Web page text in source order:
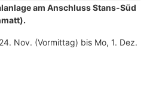
am Anschluss Stans-Süd
Nov. (Vormittag) bis Mo, 1. Dez.